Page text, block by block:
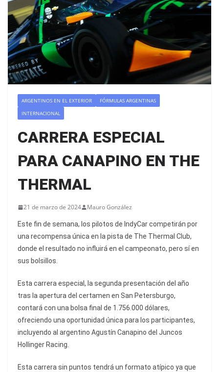
ARGENTINOS EN EL EXTERIOR
FÓRMULAS ARGENTINAS
INTERNACIONAL
CARRERA ESPECIAL
PARA CANAPINO EN THE
THERMAL
21 de marzo de 2024 Mauro González
Este fin de semana, los pilotos de IndyCar competirán por
una recompensa única en la pista de The Thermal Club,
donde el resultado no influirá en el campeonato, pero sí en
sus bolsillos.
Esta carrera especial, la segunda presentación del año
tras la apertura del certamen en San Petersburgo,
contará con una bolsa final de 1.756.000 dólares,
ofreciendo una oportunidad única para los participantes,
incluyendo al argentino Agustín Canapino del Juncos
Hollinger Racing.
Esta carrera sin puntos tendrá un formato atípico ya que